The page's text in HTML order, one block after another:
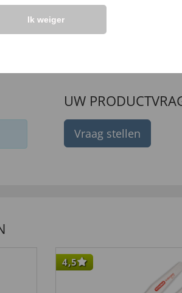
plantenbak
34
UW
Vraag stellen
4,5
Ik weiger